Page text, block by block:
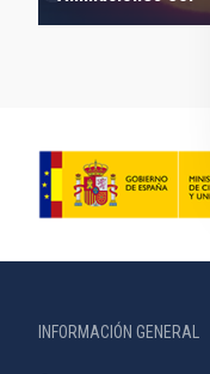
INFORMACIÓN GENERAL